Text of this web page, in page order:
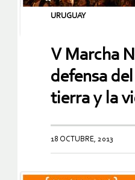
URUGUAY
V Marcha
defensa
tierra y la
18 OCTUBRE, 2013